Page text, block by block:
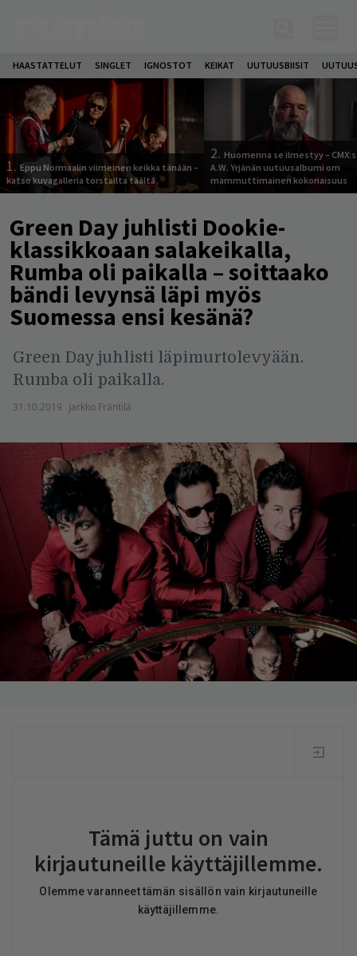
HAASTATTELUT SINGLET IGNOSTOT KEIKAT UUTUUSBIISIT
1. Eppu Normaalin viimeinen keikka tänään –
katso kuvagalleria torstailta täältä
2. Huomenna se ilmestyy –
A.W. Yrjänän uutuusalbumi om
mammuttimainen kokonaisuus
Green Day juhlisti Dookie-
klassikkoaan salakeikalla,
Rumba oli paikalla – soittaako
bändi levynsä läpi myös
Suomessa ensi kesänä?
Green Day juhlisti läpimurtolevyään.
Rumba oli paikalla.
31.10.2019 Jarkko Fräntilä